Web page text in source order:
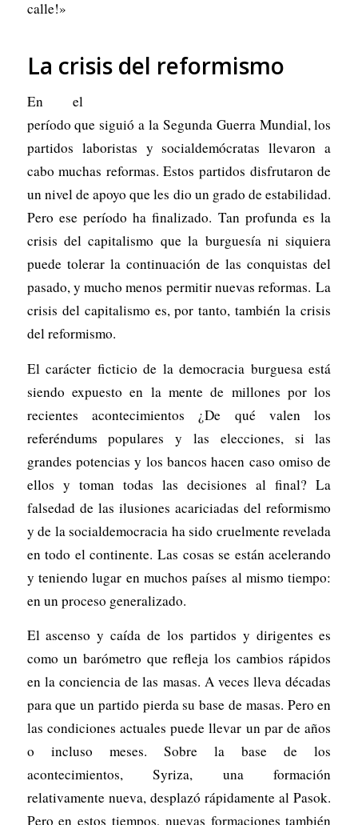
calle!»
La crisis del reformismo
En el
período que siguió a la Segunda Guerra Mundial, los
partidos laboristas y socialdemócratas llevaron a
cabo muchas reformas. Estos partidos disfrutaron de
un nivel de apoyo que les dio un grado de estabilidad.
Pero ese período ha finalizado. Tan profunda es la
crisis del capitalismo que la burguesía ni siquiera
puede tolerar la continuación de las conquistas del
pasado, y mucho menos permitir nuevas reformas. La
crisis del capitalismo es, por tanto, también la crisis
del reformismo.
El carácter ficticio de la democracia burguesa está
siendo expuesto en la mente de millones por los
recientes acontecimientos ¿De qué valen los
referéndums populares y las elecciones, si las
grandes potencias y los bancos hacen caso omiso de
ellos y toman todas las decisiones al final? La
falsedad de las ilusiones acariciadas del reformismo
y de la socialdemocracia ha sido cruelmente revelada
en todo el continente. Las cosas se están acelerando
y teniendo lugar en muchos países al mismo tiempo:
en un proceso generalizado.
El ascenso y caída de los partidos y dirigentes es
como un barómetro que refleja los cambios rápidos
en la conciencia de las masas. A veces lleva décadas
para que un partido pierda su base de masas. Pero en
las condiciones actuales puede llevar un par de años
o incluso meses. Sobre la base de los
acontecimientos, Syriza, una formación
relativamente nueva, desplazó rápidamente al Pasok.
Pero en estos tiempos, nuevas formaciones también